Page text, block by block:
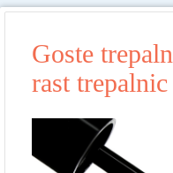
Goste
rast trepalnic